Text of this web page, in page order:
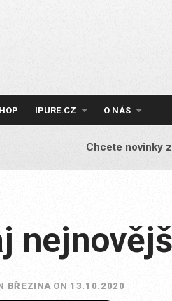
IPURE.CZ O NÁS
Chcete novinky
BŘEZINA ON 13.10.2020